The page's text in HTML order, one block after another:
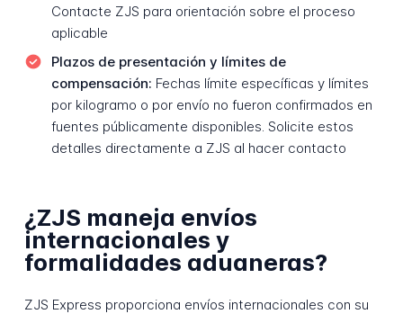
Contacte ZJS para orientación sobre el proceso
aplicable
Plazos de presentación y límites de
compensación: Fechas límite específicas y límites
por kilogramo o por envío no fueron confirmados en
fuentes públicamente disponibles. Solicite estos
detalles directamente a ZJS al hacer contacto
¿ZJS maneja envíos
internacionales y
formalidades aduaneras?
ZJS Express proporciona envíos internacionales con su